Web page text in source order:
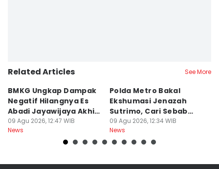
Related Articles See More
BMKG Ungkap Dampak
Negatif Hilangnya Es
Abadi Jayawijaya Akhir
2026
09 Agu 2026, 12:47 WIB
News
Polda Metro Bakal
Ekshumasi Jenazah
Sutrimo, Cari Sebab
Kematian
09 Agu 2026, 12:34 WIB
News